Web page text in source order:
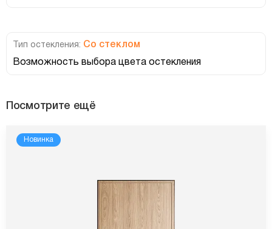
Тип остекления: Со стеклом
Возможность выбора цвета остекления
Посмотрите ещё
Новинка